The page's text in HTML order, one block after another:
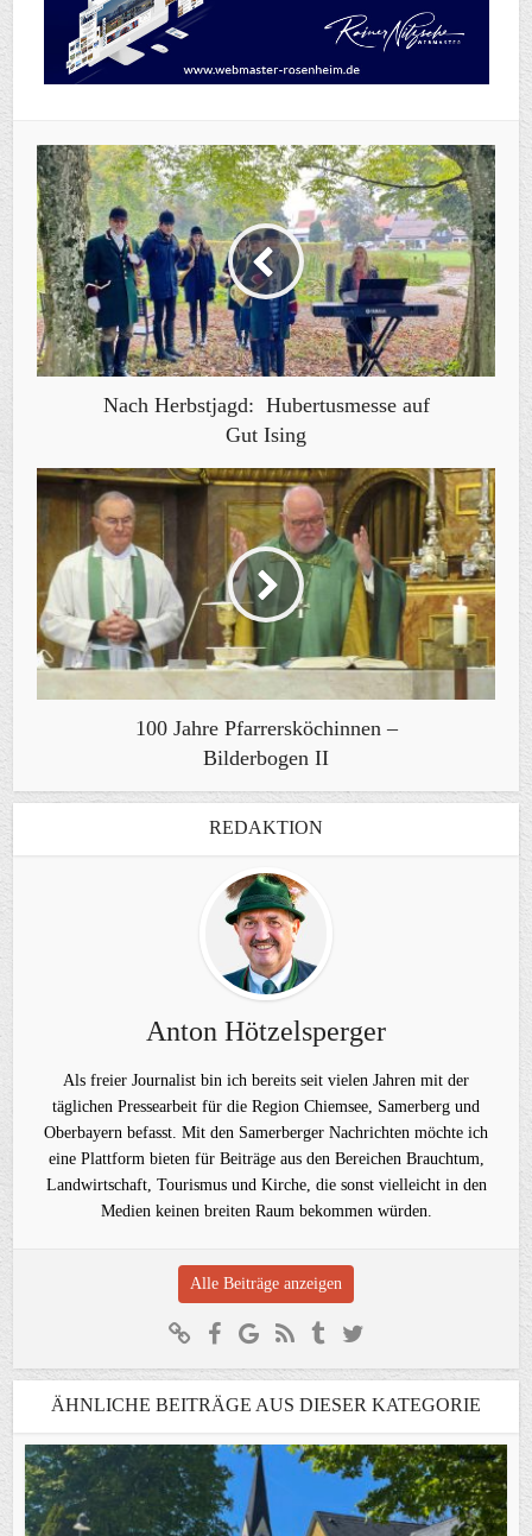
Nach Herbstjagd: Hubertusmesse auf
Gut Ising
100 Jahre Pfarrersköchinnen –
Bilderbogen II
REDAKTION
Anton Hötzelsperger
Als freier Journalist bin ich bereits seit vielen Jahren mit der
täglichen Pressearbeit für die Region Chiemsee, Samerberg und
Oberbayern befasst. Mit den Samerberger Nachrichten möchte ich
eine Plattform bieten für Beiträge aus den Bereichen Brauchtum,
Landwirtschaft, Tourismus und Kirche, die sonst vielleicht in den
Medien keinen breiten Raum bekommen würden.
Alle Beiträge anzeigen
ÄHNLICHE BEITRÄGE AUS DIESER KATEGORIE